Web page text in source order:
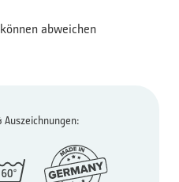
abweichen
Auszeichnungen: